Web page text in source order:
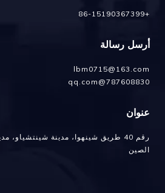
+86-15190367399
أرسل رسالة
lbm0715@163.com
787608830@qq.com
عنوان
رقم 40 طريق شينهوا، مدينة شينتشياو،
الصين